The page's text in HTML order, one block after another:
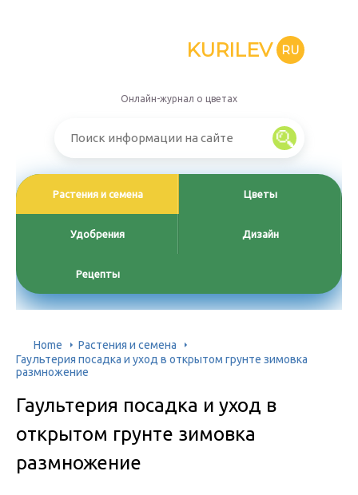
KURILEV RU
Онлайн-журнал о цветах
Растения и семена Цветы
Удобрения Дизайн
Рецепты
Home
Растения и семена
Гаультерия посадка и уход в открытом грунте зимовка
размножение
Гаультерия посадка и уход в
открытом грунте зимовка
размножение